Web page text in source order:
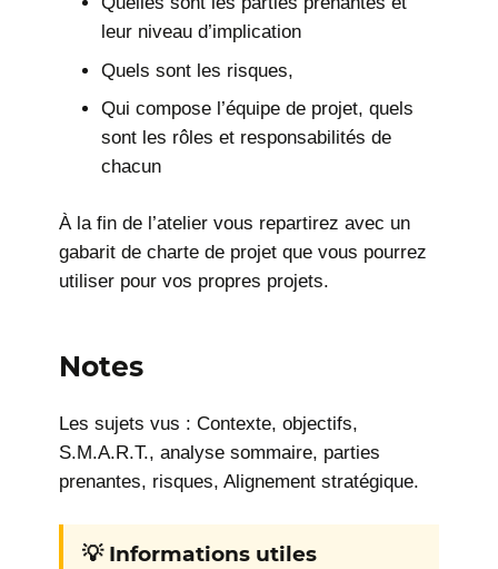
leur niveau d’implication
Quels sont les risques,
Qui compose l’équipe de projet, quels
sont les rôles et responsabilités de
chacun
À la fin de l’atelier vous repartirez avec un
gabarit de charte de projet que vous pourrez
utiliser pour vos propres projets.
Notes
Les sujets vus : Contexte, objectifs,
S.M.A.R.T., analyse sommaire, parties
prenantes, risques, Alignement stratégique.
💡 Informations utiles